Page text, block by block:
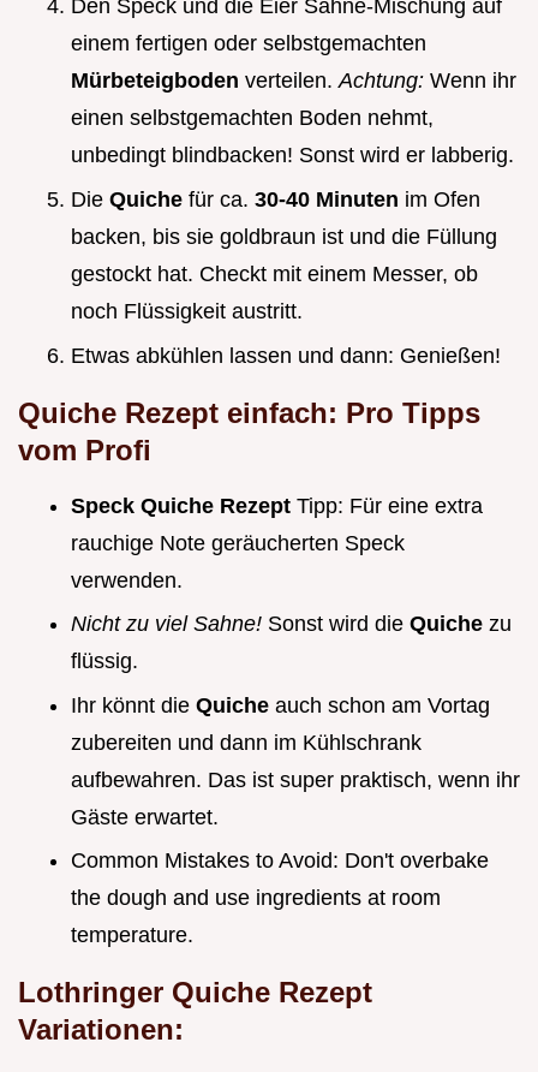
Den Speck und die Eier Sahne-Mischung auf
einem fertigen oder selbstgemachten
Mürbeteigboden verteilen.Achtung: Wenn ihr
einen selbstgemachten Boden nehmt,
unbedingt blindbacken! Sonst wird er labberig.
Die Quiche für ca. 30-40 Minuten im Ofen
backen, bis sie goldbraun ist und die Füllung
gestockt hat. Checkt mit einem Messer, ob
noch Flüssigkeit austritt.
Etwas abkühlen lassen und dann: Genießen!
Quiche Rezept einfach: Pro Tipps
vom Profi
Speck Quiche Rezept Tipp: Für eine extra
rauchige Note geräucherten Speck
verwenden.
Nicht zu viel Sahne! Sonst wird die Quiche zu
flüssig.
Ihr könnt die Quiche auch schon am Vortag
zubereiten und dann im Kühlschrank
aufbewahren. Das ist super praktisch, wenn ihr
Gäste erwartet.
Common Mistakes to Avoid: Don't overbake
the dough and use ingredients at room
temperature.
Lothringer Quiche Rezept
Variationen: